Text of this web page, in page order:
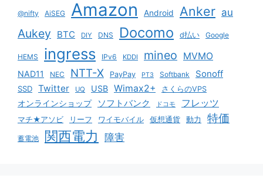
@nifty AiSEG Amazon Android Anker au
Aukey BTC DIY DNS Docomo d払い Google
HEMS ingress IPv6 KDDI mineo MVMO
NAD11 NEC NTT-X PayPay PT3 Softbank Sonoff
SSD Twitter UQ USB Wimax2+ さくらのVPS
オンラインショップ ソフトバンク ドコモ フレッツ
マチ★アソビ リーフ ワイモバイル 仮想通貨 動力 特価
蓄電池 関西電力 障害